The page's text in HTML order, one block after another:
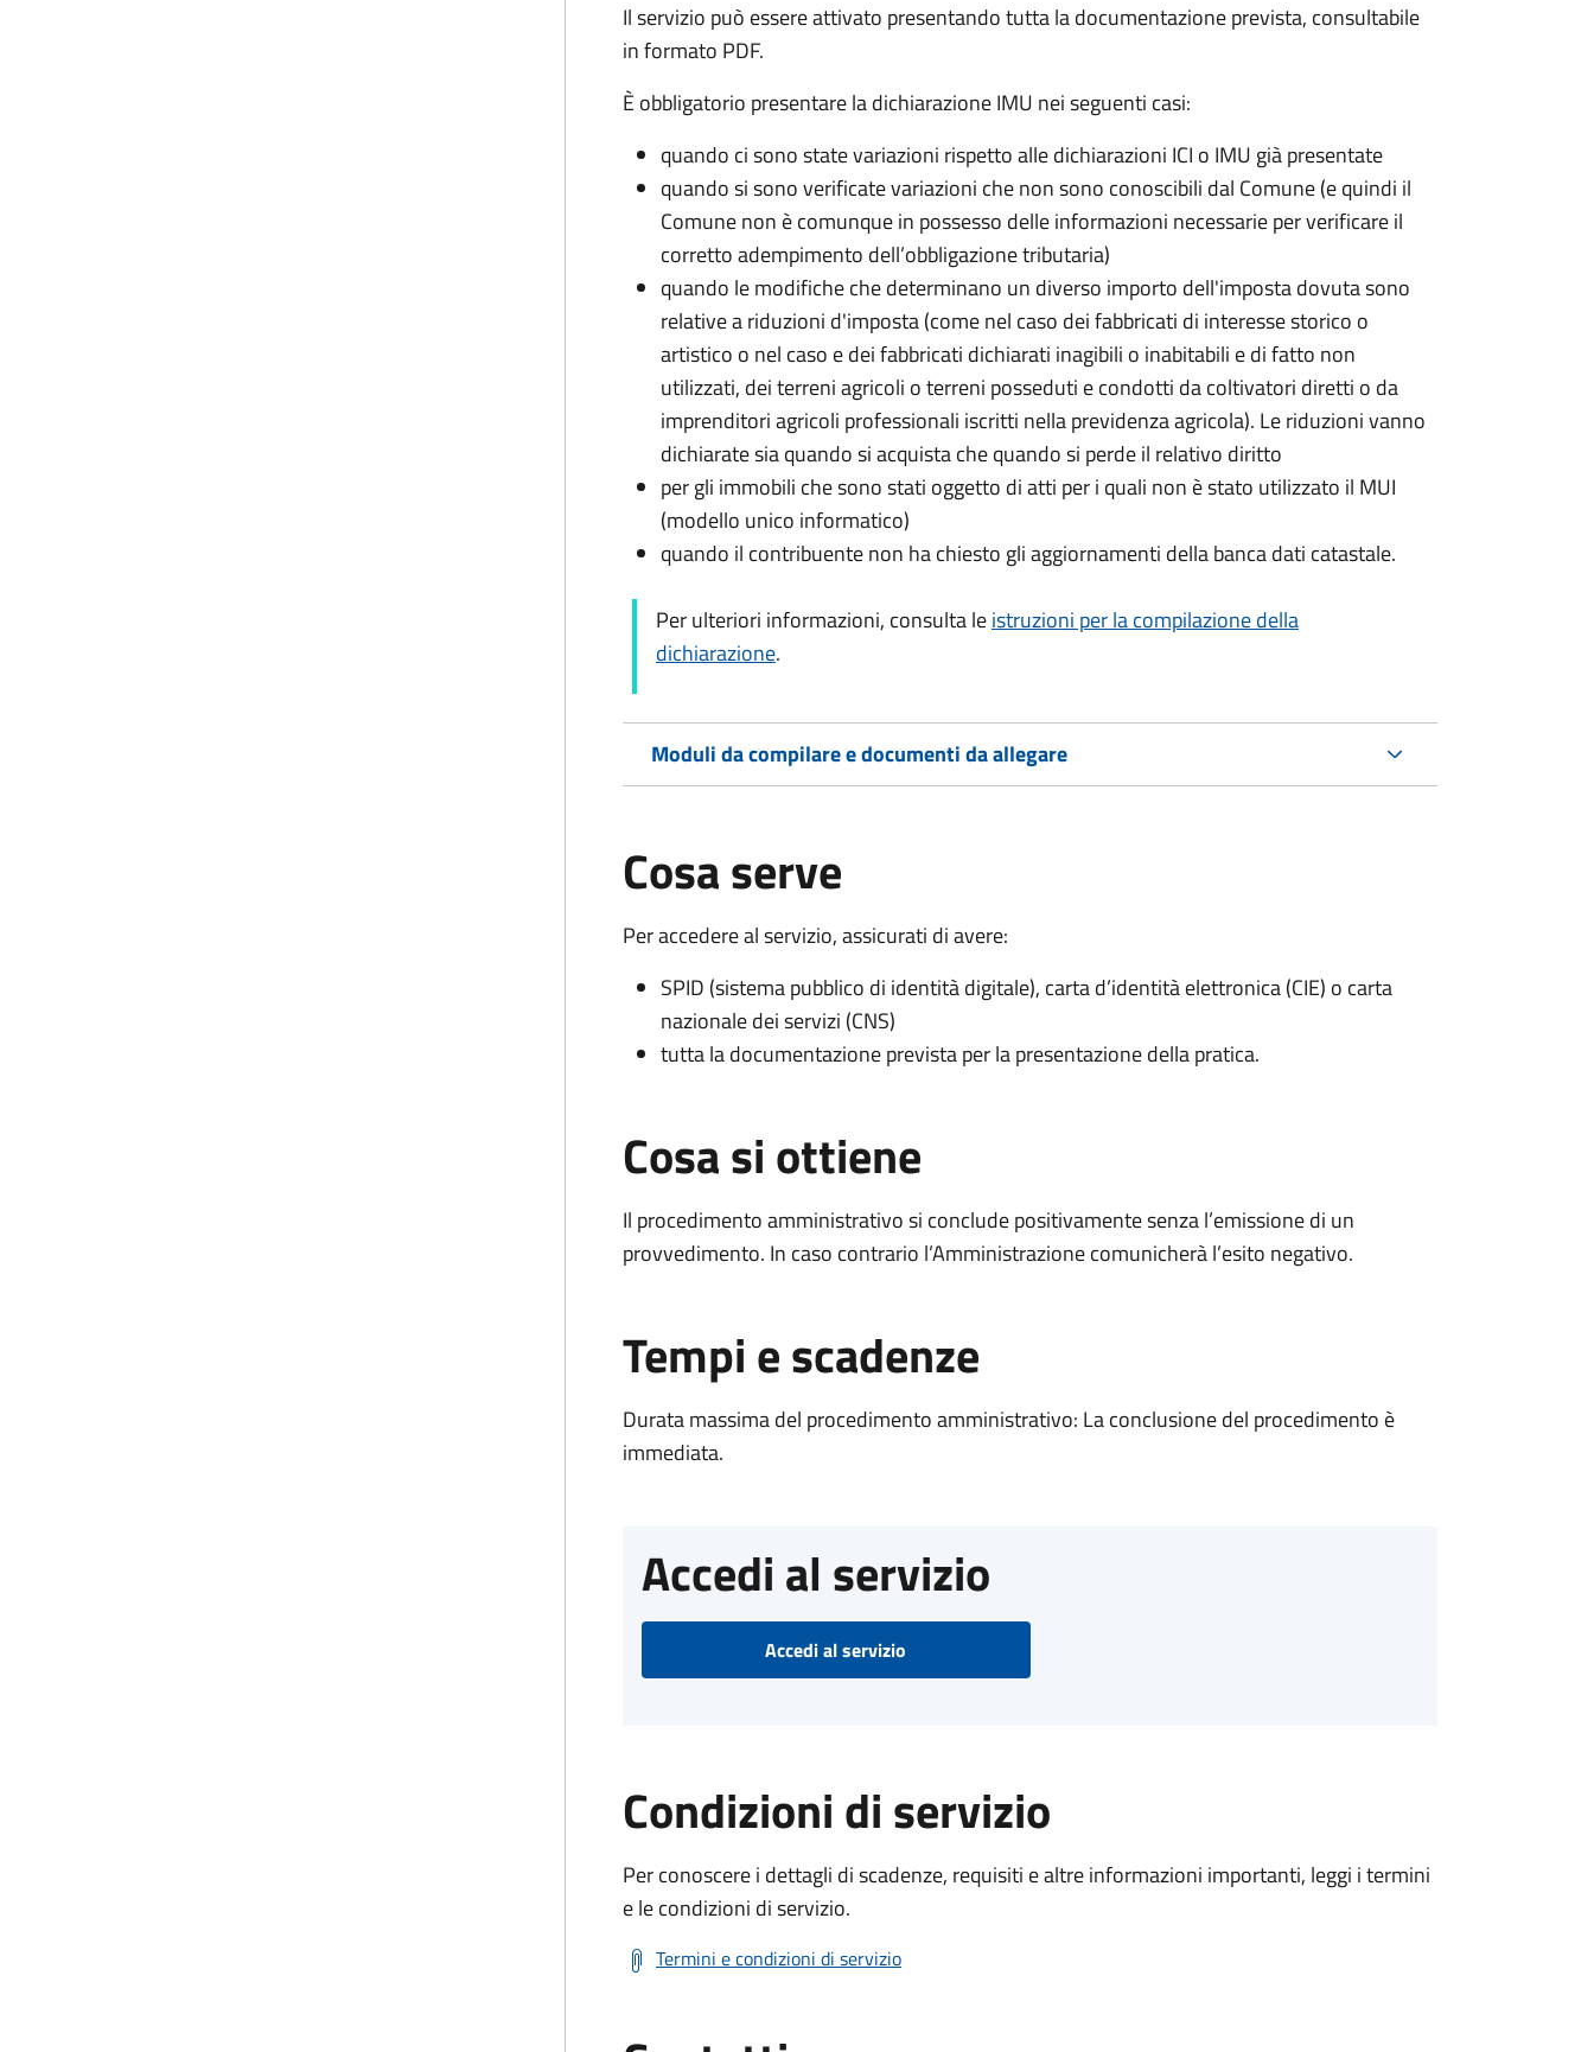
Il servizio può essere attivato presentando tutta la documentazione prevista, consultabile
in formato PDF.
È obbligatorio presentare la dichiarazione IMU nei seguenti casi:
quando ci sono state variazioni rispetto alle dichiarazioni ICI o IMU già presentate
quando si sono verificate variazioni che non sono conoscibili dal Comune (e quindi il
Comune non è comunque in possesso delle informazioni necessarie per verificare il
corretto adempimento dell’obbligazione tributaria)
quando le modifiche che determinano un diverso importo dell'imposta dovuta sono
relative a riduzioni d'imposta (come nel caso dei fabbricati di interesse storico o
artistico o nel caso e dei fabbricati dichiarati inagibili o inabitabili e di fatto non
utilizzati, dei terreni agricoli o terreni posseduti e condotti da coltivatori diretti o da
imprenditori agricoli professionali iscritti nella previdenza agricola). Le riduzioni vanno
dichiarate sia quando si acquista che quando si perde il relativo diritto
per gli immobili che sono stati oggetto di atti per i quali non è stato utilizzato il MUI
(modello unico informatico)
quando il contribuente non ha chiesto gli aggiornamenti della banca dati catastale.
Per ulteriori informazioni, consulta leistruzioni per la compilazione della
dichiarazione.
Moduli da compilare e documenti da allegare
Cosa serve
Per accedere al servizio, assicurati di avere:
SPID (sistema pubblico di identità digitale), carta d’identità elettronica (CIE) o carta
nazionale dei servizi (CNS)
tutta la documentazione prevista per la presentazione della pratica.
Cosa si ottiene
Il procedimento amministrativo si conclude positivamente senza l’emissione di un
provvedimento. In caso contrario l’Amministrazione comunicherà l’esito negativo.
Tempi e scadenze
Durata massima del procedimento amministrativo: La conclusione del procedimento è
immediata.
Accedi al servizio
Accedi al servizio
Condizioni di servizio
Per conoscere i dettagli di scadenze, requisiti e altre informazioni importanti, leggi i termini
e le condizioni di servizio.
Termini e condizioni di servizio